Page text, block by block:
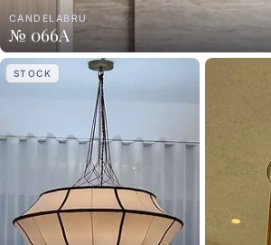
CANDELABRU
№ 066A
STOCK